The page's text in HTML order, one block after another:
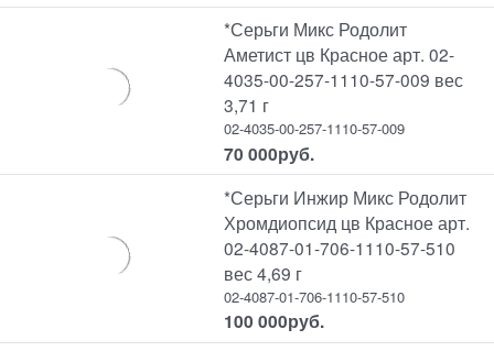
*Серьги Микс Родолит
Аметист цв Красное арт. 02-
4035-00-257-1110-57-009 вес
3,71 г
02-4035-00-257-1110-57-009
70 000руб.
*Серьги Инжир Микс Родолит
Хромдиопсид цв Красное арт.
02-4087-01-706-1110-57-510
вес 4,69 г
02-4087-01-706-1110-57-510
100 000руб.